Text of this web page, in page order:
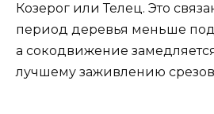
Козерог или Телец. Это
период деревья меньше
а сокодвижение
лучшему заживлению